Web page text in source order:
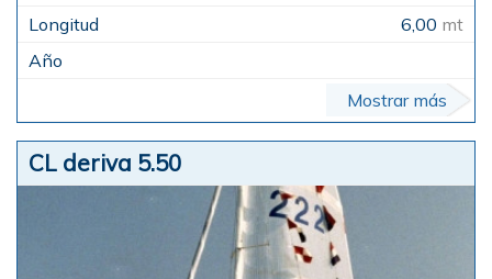
6,00 mt
Mostrar más
CL deriva 5.50